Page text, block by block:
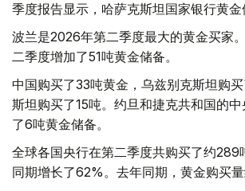
季度报告显示，哈萨克斯坦国家银行黄金
波兰是2026年第二季度最大的黄金买家
二季度增加了51吨黄金储备。
中国购买了33吨黄金，乌兹别克斯坦购
斯坦购买了15吨。约旦和捷克共和国的
了6吨黄金储备。
全球各国央行在第二季度共购买了约289
同期增长了62%。去年同期，黄金购买量